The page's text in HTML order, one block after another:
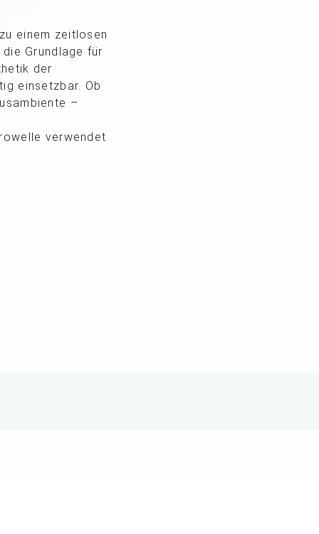
einem zeitlosen
Grundlage für
der
einsetzbar. Ob
–
verwendet